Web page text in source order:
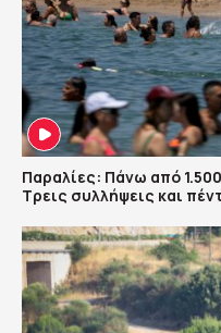
Παραλίες: Πάνω από
Τρεις συλλήψεις και